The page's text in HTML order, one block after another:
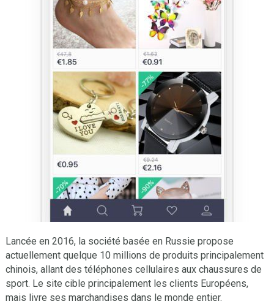
Lancée en 2016, la société basée en Russie propose
actuellement quelque 10 millions de produits principalement
chinois, allant des téléphones cellulaires aux chaussures de
sport. Le site cible principalement les clients Européens,
mais livre ses marchandises dans le monde entier.